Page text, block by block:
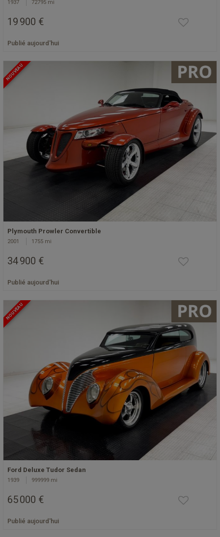
1937 72795 mi
19 900 €
Publié aujourd'hui
NOUVEAU
Plymouth Prowler Convertible
2001 1755 mi
34 900 €
Publié aujourd'hui
NOUVEAU
Ford Deluxe Tudor Sedan
1939 999999 mi
65 000 €
Publié aujourd'hui